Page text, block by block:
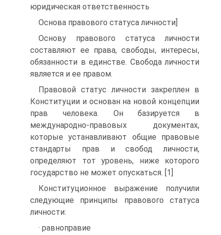
юридическая ответственность
Основа правового статуса личности]
Основу правового статуса личности
составляют ее права, свободы, интересы,
обязанности в единстве. Свобода личности
является и ее правом.
Правовой статус личности закреплен в
Конституции и основан на новой концепции
прав человека. Он базируется в
международно-правовых документах,
которые устанавливают общие правовые
стандарты прав и свобод личности,
определяют тот уровень, ниже которого
государство не может опускаться. [1]
Конституционное выражение получили
следующие принципы правового статуса
личности:
· равноправие